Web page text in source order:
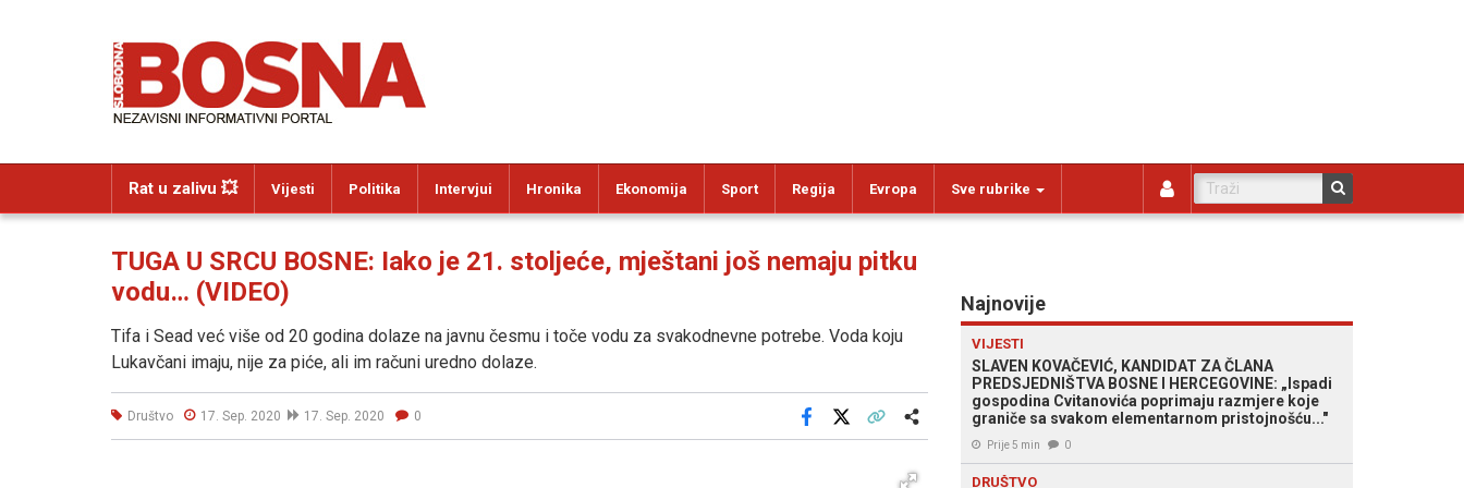
Rat u zalivu 💥 Vijesti Politika Intervjui Hronika Ekonomija Sport Regija Evropa Sve rubrike
TUGA U SRCU BOSNE: Iako je 21. stoljeće, mještani još nemaju pitku
vodu… (VIDEO)
Tifa i Sead već više od 20 godina dolaze na javnu česmu i toče vodu za svakodnevne potrebe. Voda koju
Lukavčani imaju, nije za piće, ali im računi uredno dolaze.
Društvo 17. Sep. 2020 17. Sep. 2020 0
Facebook
Najnovije
VIJESTI
SLAVEN KOVAČEVIĆ, KANDIDAT ZA ČLANA
PREDSJEDNIŠTVA BOSNE I HERCEGOVINE: „Ispadi
gospodina Cvitanovića poprimaju razmjere koje
graniče sa svakom elementarnom pristojnošću..."
Prije 5 min 0
DRUŠTVO